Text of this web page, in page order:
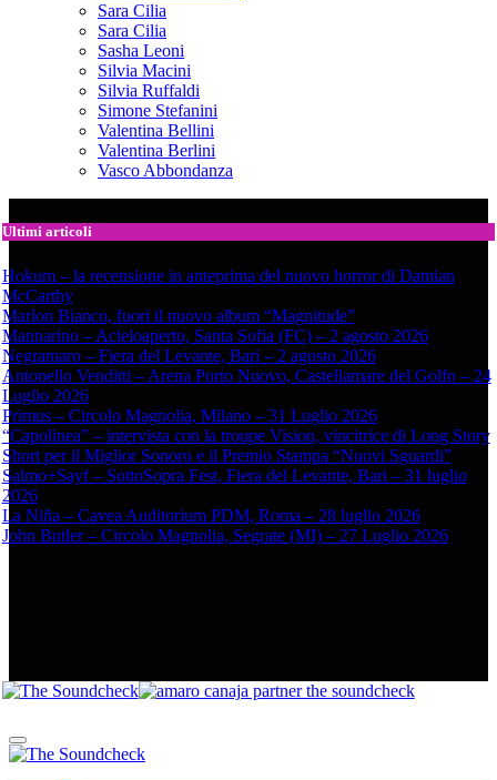
Sara Cilia
Sara Cilia
Sasha Leoni
Silvia Macini
Silvia Ruffaldi
Simone Stefanini
Valentina Bellini
Valentina Berlini
Vasco Abbondanza
Ultimi articoli
Hokum – la recensione in anteprima del nuovo horror di Damian
McCarthy
Marlon Bianco, fuori il nuovo album “Magnitude”
Mannarino – Acieloaperto, Santa Sofia (FC) – 2 agosto 2026
Negramaro – Fiera del Levante, Bari – 2 agosto 2026
Antonello Venditti – Arena Porto Nuovo, Castellamare del Golfo – 24
Luglio 2026
Primus – Circolo Magnolia, Milano – 31 Luglio 2026
“Capolinea” – intervista con la troupe Vision, vincitrice di Long Story
Short per il Miglior Sonoro e il Premio Stampa “Nuovi Sguardi”
Salmo+Sayf – SottoSopra Fest, Fiera del Levante, Bari – 31 luglio
2026
La Niña – Cavea Auditorium PDM, Roma – 28 luglio 2026
John Butler – Circolo Magnolia, Segrate (MI) – 27 Luglio 2026